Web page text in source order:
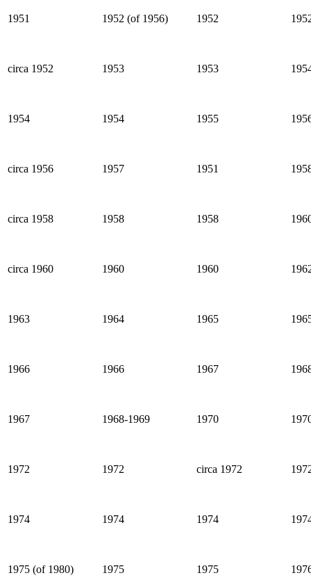
1951 1952 (of 1956) 1952
circa 1952 1953 1953
1954 1954 1955
circa 1956 1957 1951
circa 1958 1958 1958
circa 1960 1960 1960
1963 1964 1965
1966 1966 1967
1967 1968-1969 1970
1972 1972 circa 1972
1974 1974 1974
1975 (of 1980) 1975 1975